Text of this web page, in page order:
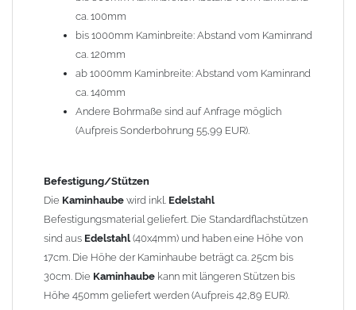
Standardhauben siehe Auswahlfeld: 01 Haus,03 Welle
(unser Topseller)
Laube, 13 Schwalbe, 14 Sattel Welle, 15 Welle 90° gedreht,
17 Dach, 18 Plafond 2, 19 S-Line, 20 Pult
Typ 07 (Welle hoch) und 08 (Doppel Welle) haben einen
Aufpreis von 20% (bitte anfragen - Bestellung nicht über
Shop möglich).
Die Typen 02 (Bogen), 06 (Krempe), 09 (Pagode), 10
1,5mm hergestellt (Preis auf Anfrage = ca. 2-3-fache vom
1,5mm Standardpreis)
allgemeine Informationen:
Ab einer Kaminlängevon 1200mm werden 6
Kaminstützengeliefert.
Bei der Kombination mitWetterfahneundKaminbreite
ca. 100mm
bis 1000mm Kaminbreite: Abstand vom Kaminrand
ca. 120mm
ab 1000mm Kaminbreite: Abstand vom Kaminrand
ca. 140mm
Andere Bohrmaße sind auf Anfrage möglich
(Aufpreis Sonderbohrung 55,99 EUR).
Befestigung/Stützen
Die Kaminhaube wird inkl. Edelstahl
Befestigungsmaterial geliefert. Die Standardflachstützen
sind aus Edelstahl (40x4mm) und haben eine Höhe von
17cm. Die Höhe der Kaminhaube beträgt ca. 25cm bis
30cm. Die Kaminhaube kann mit längeren Stützen bis
Höhe 450mm geliefert werden (Aufpreis 42,89 EUR).